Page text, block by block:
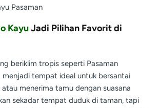
KayuJadi Pilihan Favorit di
beriklim tropis seperti Pasaman
tempat ideal untuk bersantai
menerima tamu dengan suasana
sekadar tempat duduk di taman, tapi